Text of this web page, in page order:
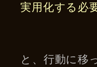
実用化する必
と、行動に移